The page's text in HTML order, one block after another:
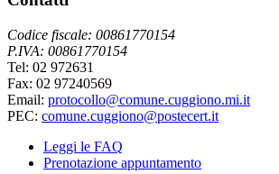
Codice fiscale: 00861770154
P.IVA: 00861770154
Tel: 02 972631
Fax: 02 97240569
Email: protocollo@comune.cuggiono.mi.it
PEC: comune.cuggiono@postecert.it
Leggi le FAQ
Prenotazione appuntamento